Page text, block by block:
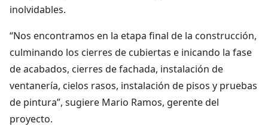
inolvidables.
“Nos encontramos en la etapa final de la construcción,
culminando los cierres de cubiertas e inicando la fase
de acabados, cierres de fachada, instalación de
ventanería, cielos rasos, instalación de pisos y pruebas
de pintura”, sugiere Mario Ramos, gerente del
proyecto.